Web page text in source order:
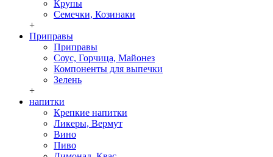
Крупы
Семечки, Козинаки
+
Приправы
Приправы
Соус, Горчица, Майонез
Компоненты для выпечки
Зелень
+
напитки
Крепкие напитки
Ликеры, Вермут
Вино
Пиво